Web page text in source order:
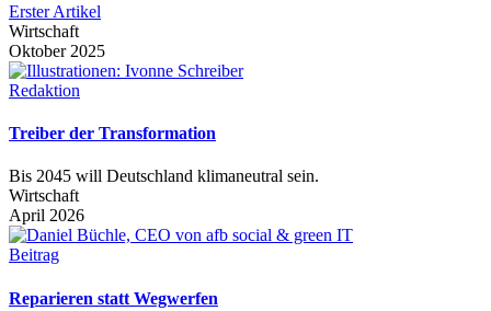
Erster Artikel
Wirtschaft
Oktober 2025
Redaktion
Treiber der Transformation
Bis 2045 will Deutschland klimaneutral sein.
Wirtschaft
April 2026
Beitrag
Reparieren statt Wegwerfen